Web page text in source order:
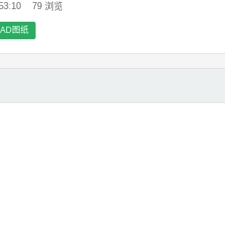
79 浏览
图纸